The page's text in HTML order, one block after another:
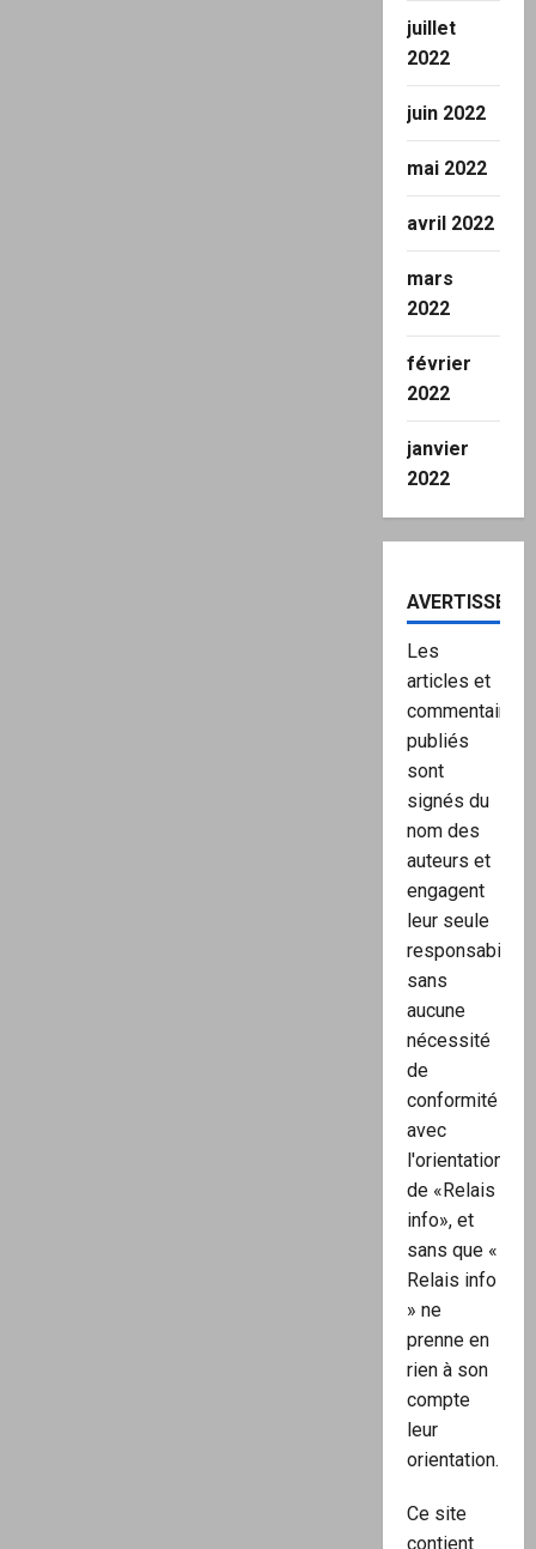
juillet
2022
juin 2022
mai 2022
avril 2022
mars
2022
février
2022
janvier
2022
Les
articles et
commentaires
publiés
sont
signés du
nom des
auteurs et
engagent
leur seule
responsabilité,
sans
aucune
nécessité
de
conformité
avec
l'orientation
de «Relais
info», et
sans que «
Relais info
» ne
prenne en
rien à son
compte
leur
orientation.
Ce site
contient